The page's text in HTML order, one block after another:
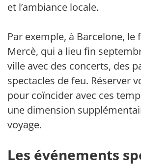
et l’ambiance locale.
Par exemple, à Barcelone, le
Mercè, qui a lieu fin
ville avec des concerts, des
spectacles de feu. Réserver
pour coïncider avec ces
une dimension
voyage.
Les événements